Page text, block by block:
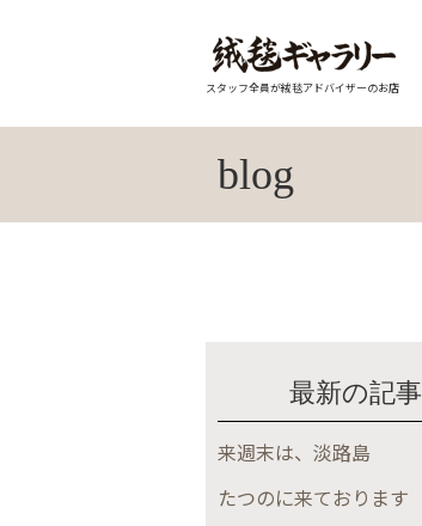
スタッフ全員が絨毯アドバイザーのお店
blog
最新の記事
来週末は、淡路島
たつのに来ております